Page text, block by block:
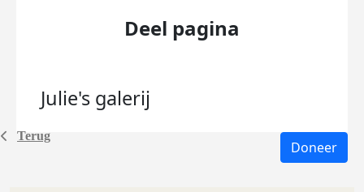
Terug
Deel pagina
Julie's galerij
Doneer